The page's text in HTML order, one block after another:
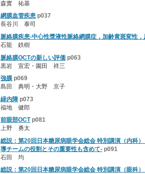
森實 祐基
網膜血管疾患 p037
長谷川 泰司
脈絡膜疾患-中心性漿液性脈絡網膜症，加齢黄斑変性，
石龍 鉄樹
脈絡膜OCTの新しい評価 p063
黒岩 宣宏・園田 祥三
強膜 p069
島田 典明・大野 京子
緑内障 p073
福地 健郎
前眼部OCT p081
上野 勇太
総説：第20回日本糖尿病眼学会総会 特別講演（内科
導チームの役割とその重要性も含めて- p091
石田 均
総説：第20回日本糖尿病眼学会総会 特別講演（眼科